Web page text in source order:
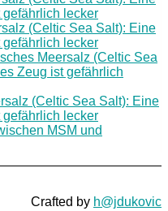
lecker
(Celtic Sea Salt): Eine
lecker
Meersalz (Celtic Sea
Zeug ist gefährlich
(Celtic Sea Salt): Eine
lecker
MSM und
Crafted by h@jdukovic